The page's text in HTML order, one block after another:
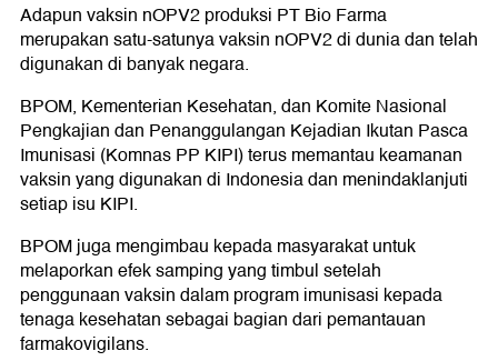
Adapun vaksin nOPV2 produksi PT Bio Farma
merupakan satu-satunya vaksin nOPV2 di dunia dan telah
digunakan di banyak negara.
BPOM, Kementerian Kesehatan, dan Komite Nasional
Pengkajian dan Penanggulangan Kejadian Ikutan Pasca
Imunisasi (Komnas PP KIPI) terus memantau keamanan
vaksin yang digunakan di Indonesia dan menindaklanjuti
setiap isu KIPI.
BPOM juga mengimbau kepada masyarakat untuk
melaporkan efek samping yang timbul setelah
penggunaan vaksin dalam program imunisasi kepada
tenaga kesehatan sebagai bagian dari pemantauan
farmakovigilans.